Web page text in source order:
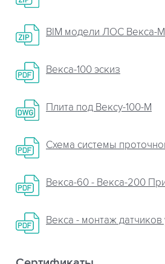
BIM модели ЛОС Векса-
Векса-100 эскиз
Плита пoд Вексу-100-М
Схема системы
Векса-60 - Векса-200
Векса - монтаж датчиков